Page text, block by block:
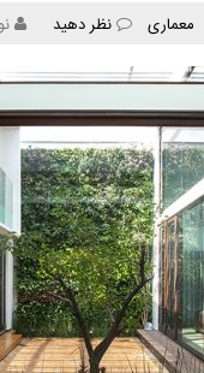
دسته
ها
معماری نظر دهید